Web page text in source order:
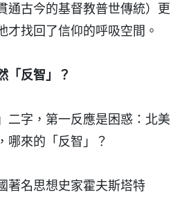
通古今的基督教普世傳統）更
才找回了信仰的呼吸空間。
「反智」？
二字，第一反應是困惑：北美
哪來的「反智」？
著名思想史家霍夫斯塔特